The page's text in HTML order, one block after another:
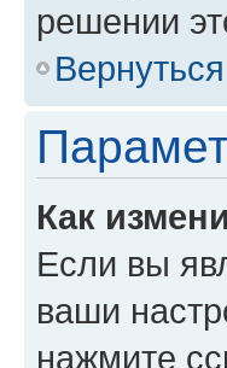
решении
Как
Если вы
ваши
нажмите